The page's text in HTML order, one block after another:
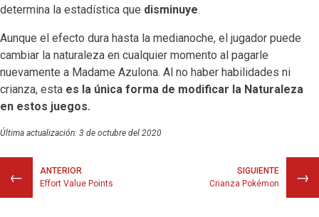
determina la estadística que disminuye.
Aunque el efecto dura hasta la medianoche, el jugador puede
cambiar la naturaleza en cualquier momento al pagarle
nuevamente a Madame Azulona. Al no haber habilidades ni
crianza, esta es la única forma de modificar la Naturaleza
en estos juegos.
Última actualización: 3 de octubre del 2020
←
ANTERIOR
Effort Value Points
→
SIGUIENTE
Crianza Pokémon